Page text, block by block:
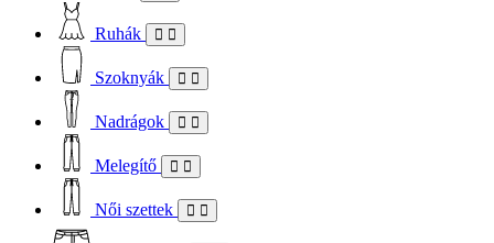
Ruhák
Szoknyák
Nadrágok
Melegítő
Női szettek